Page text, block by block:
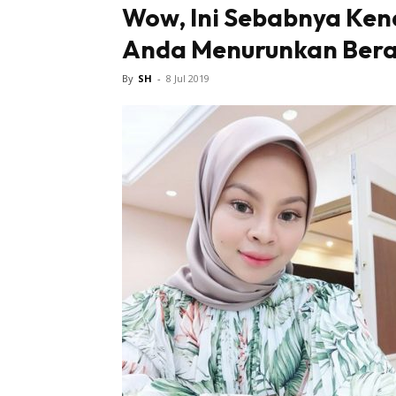
Wow, Ini Sebabnya
Anda Menurunkan
By SH - 8 Jul 2019